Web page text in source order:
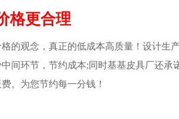
格更合理
的观念，真正的低成本高质量！设计生
间环节，节约成本;同时基基皮具厂还承
。为您节约每一分钱！